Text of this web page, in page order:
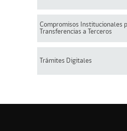
Compromisos Institucionales
Transferencias a Terceros
Trámites Digitales